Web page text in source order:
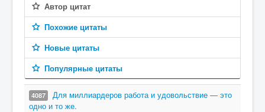
Автор цитат
Похожие цитаты
Новые цитаты
Популярные цитаты
4087
Для миллиардеров работа и удовольствие — это
одно и то же.